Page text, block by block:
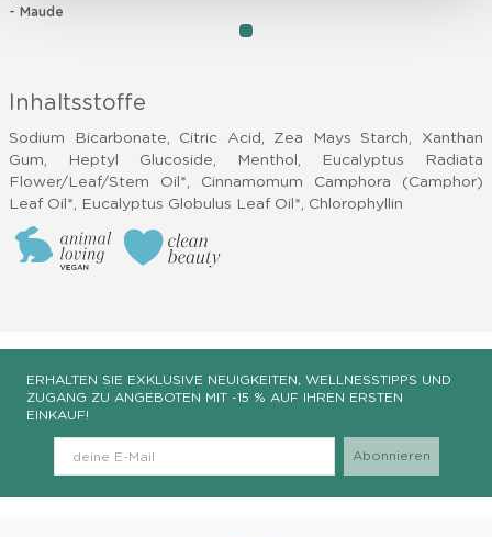
- Maude
item
of
Inhaltsstoffe
Sodium Bicarbonate, Citric Acid, Zea Mays Starch, Xanthan
Gum, Heptyl Glucoside, Menthol, Eucalyptus Radiata
Flower/Leaf/Stem Oil*, Cinnamomum Camphora (Camphor)
Leaf Oil*, Eucalyptus Globulus Leaf Oil*, Chlorophyllin
ERHALTEN SIE EXKLUSIVE NEUIGKEITEN, WELLNESSTIPPS UND
ZUGANG ZU ANGEBOTEN MIT -15 % AUF IHREN ERSTEN
EINKAUF!